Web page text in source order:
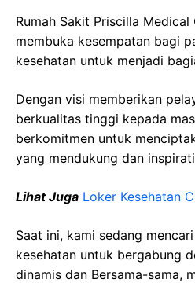
Rumah Sakit Priscilla Medical
membuka kesempatan bagi
kesehatan untuk menjadi
Dengan visi memberikan
berkualitas tinggi kepada
berkomitmen untuk
yang mendukung dan
Lihat Juga Loker Kesehatan
Saat ini, kami sedang
kesehatan untuk bergabung
dinamis dan Bersama-sama,